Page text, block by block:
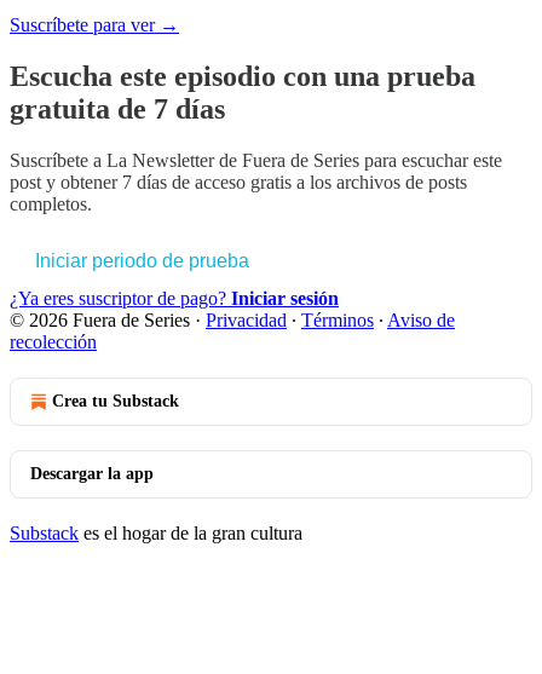
Suscríbete para ver →
Escucha este episodio con una prueba
gratuita de 7 días
Suscríbete a La Newsletter de Fuera de Series para escuchar este
post y obtener 7 días de acceso gratis a los archivos de posts
completos.
Iniciar periodo de prueba
¿Ya eres suscriptor de pago? Iniciar sesión
© 2026 Fuera de Series · Privacidad ∙ Términos ∙ Aviso de
recolección
Crea tu Substack
Descargar la app
Substack es el hogar de la gran cultura